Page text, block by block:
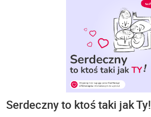
Serdeczny to ktoś taki jak Ty!